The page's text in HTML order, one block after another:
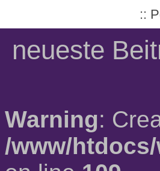
::
neueste
Warning:
/www/